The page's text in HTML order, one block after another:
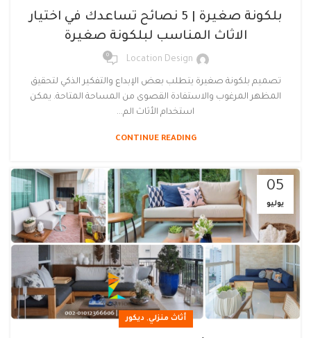
بلكونة صغيرة | 5 نصائح تساعدك في اختيار
الاثاث المناسب لبلكونة صغيرة
Location Design
0
تصميم بلكونة صغيرة يتطلب بعض الإبداع والتفكير الذكي لتحقيق
المظهر المرغوب والاستفادة القصوى من المساحة المتاحة. يمكن
استخدام الأثاث الم...
CONTINUE READING
05
يوليو
أثاث منزلي, ديكور